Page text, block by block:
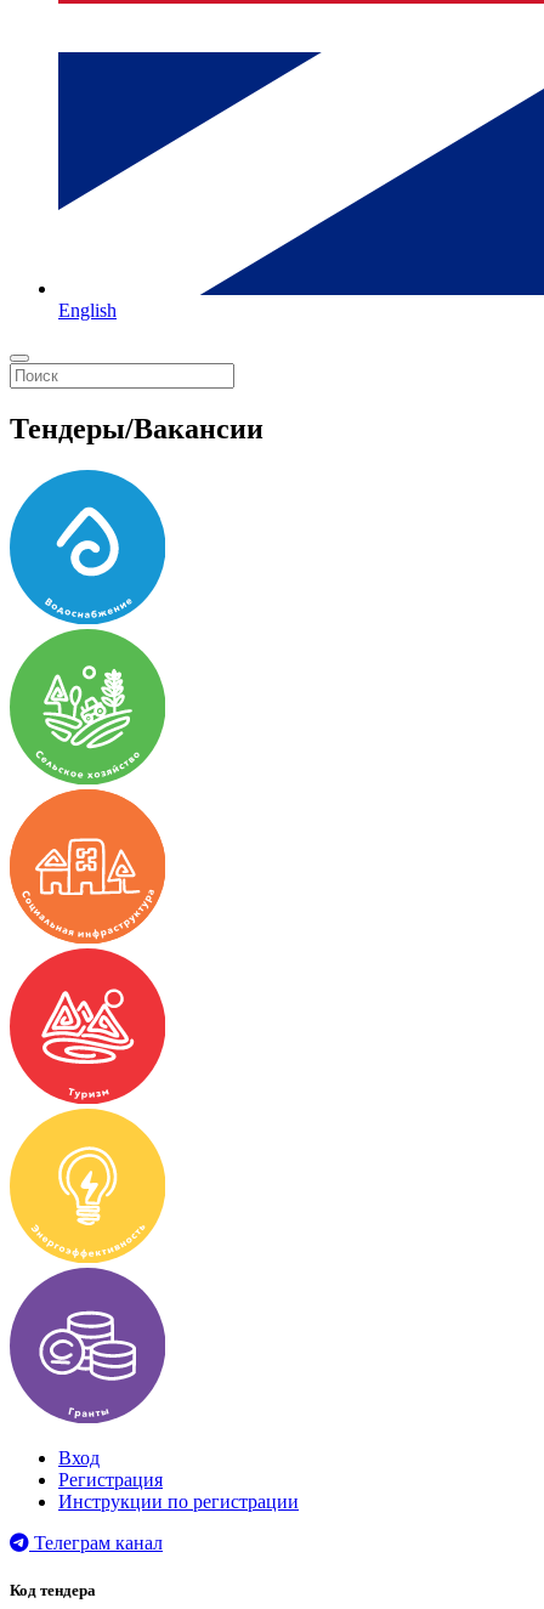
English
Тендеры/Вакансии
Вход
Регистрация
Инструкции по регистрации
Телеграм канал
Код тендера